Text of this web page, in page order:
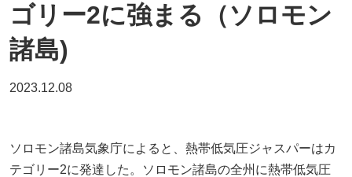
ゴリー2に強まる（ソロモン
諸島)
2023.12.08
ソロモン諸島気象庁によると、熱帯低気圧ジャスパーはカ
テゴリー2に発達した。ソロモン諸島の全州に熱帯低気圧